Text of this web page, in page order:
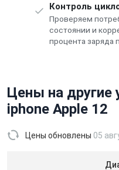
Контроль
Проверяем
состоянии и
процента заряда
Цены на другие
iphone Apple 12
Цены обновлены 05